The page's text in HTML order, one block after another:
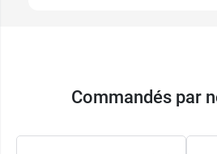
Commandés par